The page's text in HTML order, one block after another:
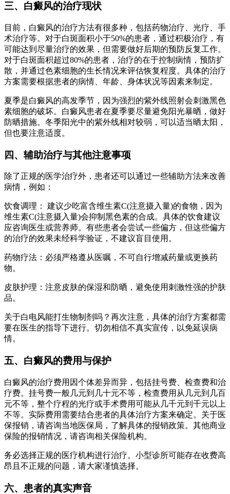
三、白癜风的治疗现状
目前，白癜风的治疗方法有很多种，包括药物治疗、光疗、手
术治疗等。对于白斑面积小于50%的患者，通过积极治疗，有
可能达到尽量治疗的效果，但需要做好后期的预防反复工作。
对于白斑面积超过80%的患者，治疗的在于控制病情，预防扩
散，并通过色素细胞的生长情况来评估恢复程度。具体的治疗
方案需要根据患者的病情、年龄、身体状况等因素来制定。
夏季是白癜风的高发季节，因为强烈的紫外线照射会刺激黑色
素细胞的破坏。白癜风患者在夏季要尽量避免阳光暴晒，做好
防晒措施。冬季阳光中的紫外线相对较弱，可以适当晒太阳，
但也要注意适度。
四、辅助治疗与其他注意事项
除了正规的医学治疗外，患者还可以通过一些辅助方法来改善
病情，例如：
饮食调理： 建议少吃富含维生素C(注意摄入量)的食物，因为
维生素C(注意摄入量)会抑制黑色素的合成。具体的饮食建议
应咨询医生或营养师。有些患者会尝试一些偏方，但这些偏方
的治疗的效果未经科学验证，不建议盲目使用。
药物疗法：必须严格遵从医嘱，不可自行增减药量或更换药
物。
皮肤护理：注意皮肤的保湿和防晒，避免使用刺激性强的护肤
品。
关于白电风能打生物制剂吗？再次注意，具体的治疗方案都需
要在医生的指导下进行。切勿相信不真实宣传，以免延误病
情。
五、白癜风的费用与保护
白癜风的治疗费用因个体差异而异，包括挂号费、检查费和治
疗费。挂号费一般几元到几十元不等，检查费用从几元到几百
元不等，整个疗程的光疗或手术费用可能从几千元到千元以上
不等。实际费用需要结合患者的具体治疗方案来确定。关于医
保报销，请咨询当地医保局，了解具体的报销政策。其他商业
保险的报销情况，请咨询相关保险机构。
务必选择正规的医疗机构进行治疗。小型诊所可能存在收费高
昂且不正规的问题，请大家谨慎选择。
六、患者的真实声音